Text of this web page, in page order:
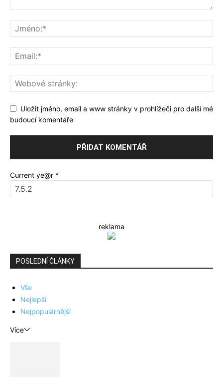
Uložit jméno, email a www stránky v prohlížeči pro další mé
budoucí komentáře
Current ye@r *
reklama
POSLEDNÍ ČLÁNKY
Vše
Nejlepší
Nejpopulárnější
Více